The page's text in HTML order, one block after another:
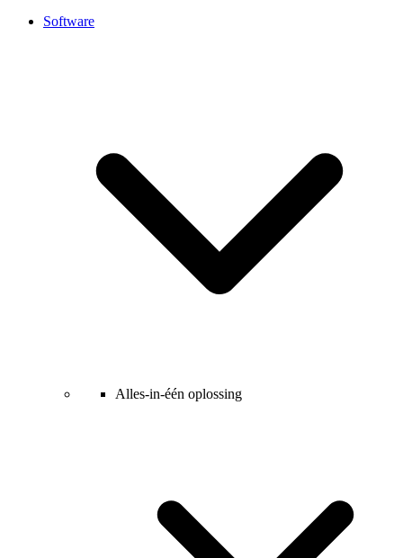
Software
Alles-in-één oplossing